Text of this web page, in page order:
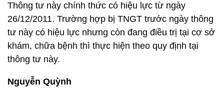
Thông tư này chính thức có hiệu lực từ ngày
26/12/2011. Trường hợp bị TNGT trước ngày thông
tư này có hiệu lực nhưng còn đang điều trị tại cơ sở
khám, chữa bệnh thì thực hiện theo quy định tại
thông tư này.
Nguyễn Quỳnh